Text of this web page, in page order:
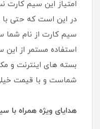
امتیاز این سیم کارت
در این است که حتی با
سیم کارت از نام شما
استفاده مستمر از
بسته های اینترنت و
شماست و با قیمت
هدایای ویژه همراه با